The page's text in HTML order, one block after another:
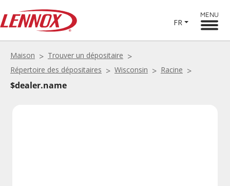
FR
MENU
Maison
Trouver un dépositaire
Répertoire des dépositaires
Wisconsin Racine
$dealer.name